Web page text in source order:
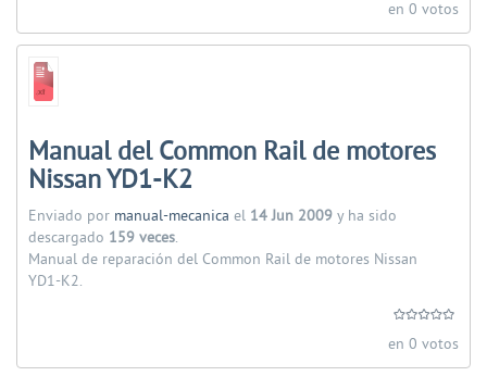
en 0 votos
Manual del Common Rail de motores
Nissan YD1-K2
Enviado por manual-mecanica el 14 Jun 2009 y ha sido
descargado 159 veces.
Manual de reparación del Common Rail de motores Nissan
YD1-K2.
en 0 votos